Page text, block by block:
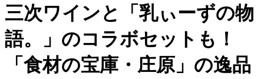
三次ワインと「乳ぃーずの物
語。」のコラボセットも！
「食材の宝庫・庄原」の逸品